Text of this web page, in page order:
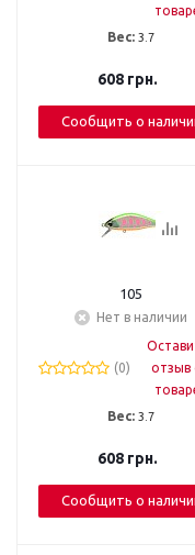
Вес: 3.7
608грн.
Сообщить о
105
Нет в наличии
(0)
отзыв
Вес: 3.7
608грн.
Сообщить о